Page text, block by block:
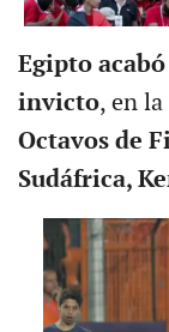
Egipto acabó
invicto, en la
Octavos de
Sudáfrica,